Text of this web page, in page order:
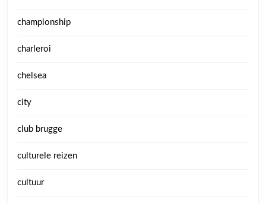
championship
charleroi
chelsea
city
club brugge
culturele reizen
cultuur